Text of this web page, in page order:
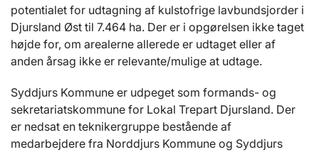
potentialet for udtagning af kulstofrige lavbundsjorder i
Djursland Øst til 7.464 ha. Der er i opgørelsen ikke taget
højde for, om arealerne allerede er udtaget eller af
anden årsag ikke er relevante/mulige at udtage.
Syddjurs Kommune er udpeget som formands- og
sekretariatskommune for Lokal Trepart Djursland. Der
er nedsat en teknikergruppe bestående af
medarbejdere fra Norddjurs Kommune og Syddjurs